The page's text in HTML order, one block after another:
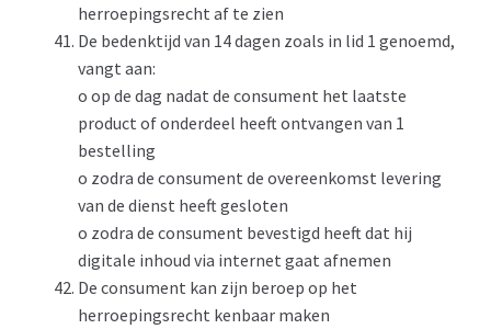
herroepingsrecht af te zien
De bedenktijd van 14 dagen zoals in lid 1 genoemd,
vangt aan:
o op de dag nadat de consument het laatste
product of onderdeel heeft ontvangen van 1
bestelling
o zodra de consument de overeenkomst levering
van de dienst heeft gesloten
o zodra de consument bevestigd heeft dat hij
digitale inhoud via internet gaat afnemen
De consument kan zijn beroep op het
herroepingsrecht kenbaar maken